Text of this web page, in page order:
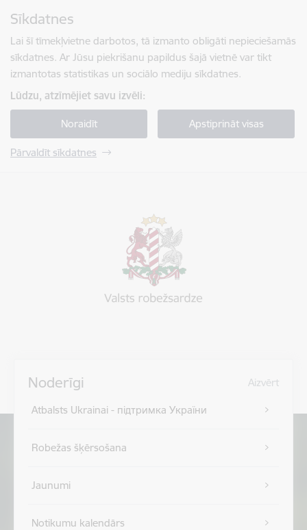
Sīkdatnes
Lai šī tīmekļvietne darbotos, tā izmanto obligāti nepieciešamās
sīkdatnes. Ar Jūsu piekrišanu papildus šajā vietnē var tikt
izmantotas statistikas un sociālo mediju sīkdatnes.
Lūdzu, atzīmējiet savu izvēli:
Noraidīt Apstiprināt visas
Pārvaldīt sīkdatnes
Noderīgi Aizvērt
Atbalsts Ukrainai - підтримка України
Robežas šķērsošana
Jaunumi
Notikumu kalendārs